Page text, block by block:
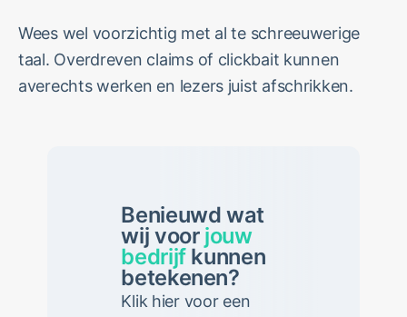
Wees wel voorzichtig met al te schreeuwerige
taal. Overdreven claims of clickbait kunnen
averechts werken en lezers juist afschrikken.
Benieuwd wat
wij voor jouw
bedrijfkunnen
betekenen?
Klik hier voor een